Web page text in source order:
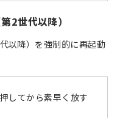
2世代以降）
以降）を強制的に再起動
してから素早く放す